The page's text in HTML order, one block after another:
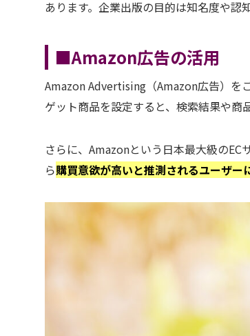
あります。企業出版の目的は知名度や認
■Amazon広告の活用
Amazon Advertising（Amazon広告）を
ゲット商品を設定すると、検索結果や商
さらに、Amazonという日本最大級の
ら購買意欲が高いと推測されるユーザー